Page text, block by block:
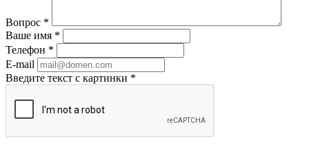
Вопрос *
Ваше имя *
Телефон *
E-mail
Введите текст с картинки *